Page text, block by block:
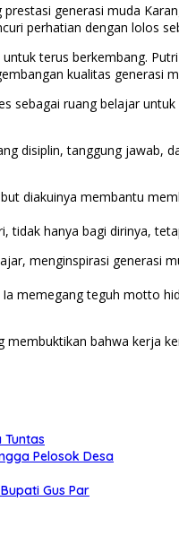
generasi muda
perhatian dengan lolos
terus berkembang.
kualitas generasi
sebagai ruang belajar
disiplin, tanggung jawab,
diakuinya membantu
tidak hanya bagi dirinya,
menginspirasi generasi
memegang teguh motto
bahwa kerja
Tuntas
Pelosok Desa
Gus Par